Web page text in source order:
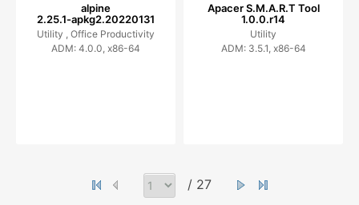
alpine
2.25.1-apkg2.20220131
Utility , Office Productivity
ADM: 4.0.0, x86-64
Apacer S.M.A.R.T Tool
1.0.0.r14
Utility
ADM: 3.5.1, x86-64
/ 27